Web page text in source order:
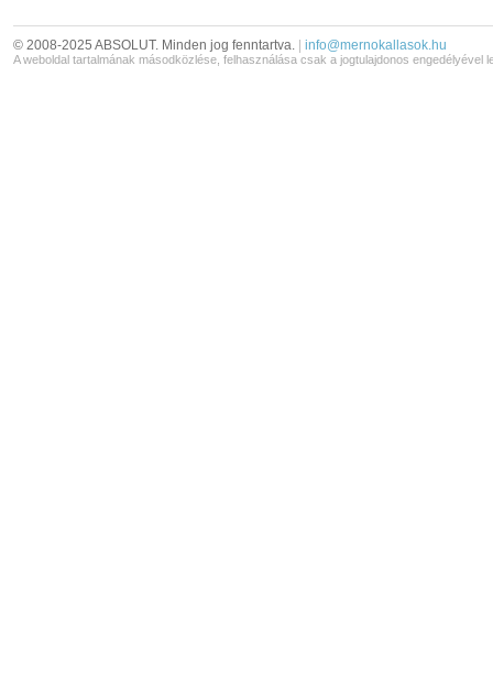
© 2008-2025 ABSOLUT. Minden jog fenntartva. info@mernokallasok.hu
A weboldal tartalmának másodközlése, felhasználása csak a jogtulajdonos engedélyével